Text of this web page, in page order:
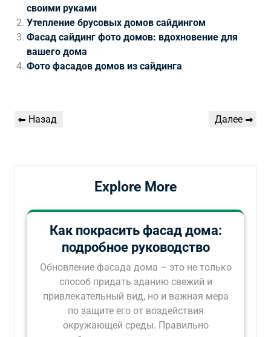
своими руками
Утепление брусовых домов сайдингом
Фасад сайдинг фото домов: вдохновение для
вашего дома
Фото фасадов домов из сайдинга
Навигация
Предыдущая
Назад
Следующая
Далее
Explore More
Как покрасить фасад дома:
подробное руководство
Обновление фасада дома – это не только
способ придать зданию свежий и
привлекательный вид, но и важная мера
по защите его от воздействия
окружающей среды. Правильно